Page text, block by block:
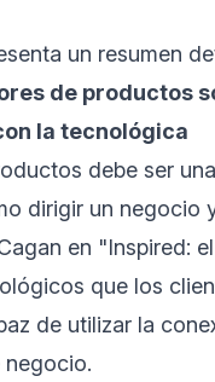
un resumen
de productos
la tecnológica
debe ser
dirigir un negocio
en "Inspired:
que los
de utilizar la
negocio.